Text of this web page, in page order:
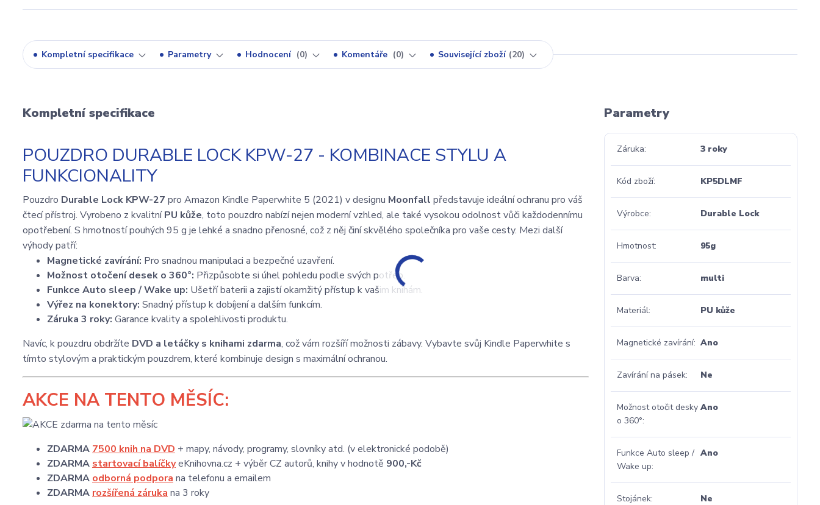
Kompletní specifikace Parametry Hodnocení 0 Komentáře 0 Související zboží 20
Kompletní specifikace
POUZDRO DURABLE LOCK KPW-27 - KOMBINACE STYLU A
FUNKCIONALITY
Pouzdro Durable Lock KPW-27 pro Amazon Kindle Paperwhite 5 (2021) v designu Moonfall představuje ideální ochranu pro váš
čtecí přístroj. Vyrobeno z kvalitníPU kůže, toto pouzdro nabízí nejen moderní vzhled, ale také vysokou odolnost vůči každodennímu
opotřebení. S hmotností pouhých 95 g je lehké a snadno přenosné, což z něj činí skvělého společníka pro vaše cesty. Mezi další
výhody patří:
Magnetické zavírání: Pro snadnou manipulaci a bezpečné uzavření.
Možnost otočení desek o 360°: Přizpůsobte si úhel pohledu podle svých potřeb.
Funkce Auto sleep / Wake up: Ušetří baterii a zajistí okamžitý přístup k vašim knihám.
Výřez na konektory: Snadný přístup k dobíjení a dalším funkcím.
Záruka 3 roky: Garance kvality a spolehlivosti produktu.
Navíc, k pouzdru obdržíte DVD a letáčky s knihami zdarma, což vám rozšíří možnosti zábavy. Vybavte svůj Kindle Paperwhite s
tímto stylovým a praktickým pouzdrem, které kombinuje design s maximální ochranou.
AKCE NA TENTO MĚSÍC:
ZDARMA 7500 knih na DVD + mapy, návody, programy, slovníky atd. (v elektronické podobě)
ZDARMA startovací balíčkyeKnihovna.cz + výběr CZ autorů, knihy v hodnotě 900,-Kč
ZDARMA odborná podpora na telefonu a emailem
ZDARMA rozšířená záruka na 3 roky
Parametry
Záruka 3 roky
Kód zboží KP5DLMF
Výrobce Durable Lock
Hmotnost 95g
Barva multi
Materiál PU kůže
Magnetické zavírání Ano
Zavírání na pásek Ne
Možnost otočit desky
o 360°
Ano
Funkce Auto sleep /
Wake up
Ano
Stojánek Ne